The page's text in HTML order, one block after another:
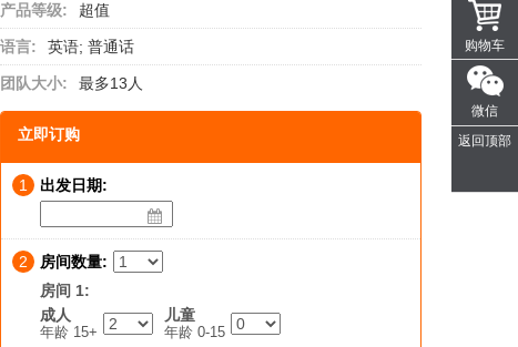
产品等级: 超值
语言: 英语; 普通话
团队大小: 最多13人
立即订购
1 出发日期:
2
房间数量:
房间 1:
成人
年龄 15+
儿童
年龄 0-15
购物车
微信
返回顶部